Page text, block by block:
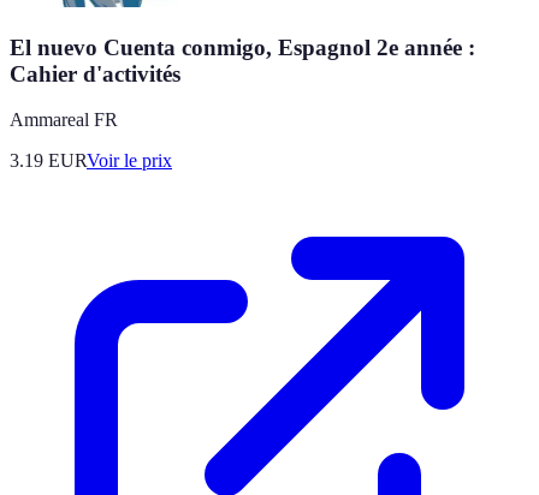
El nuevo Cuenta conmigo, Espagnol 2e année :
Cahier d'activités
Ammareal FR
3.19 EURVoir le prix